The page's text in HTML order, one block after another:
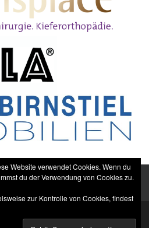
Datenschutzerklärung
Website verwendet Cookies. Wenn du
du der Verwendung von Cookies zu.
zur Kontrolle von Cookies, findest